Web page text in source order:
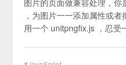
，为图片一一添加属性或
用一个 unitpngfix.js ，忍受